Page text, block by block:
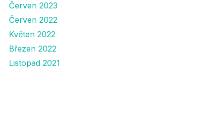
Červen 2023
Červen 2022
Květen 2022
Březen 2022
Listopad 2021